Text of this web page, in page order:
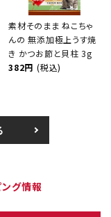
素材そのまま ねこちゃ
んの 無添加極上うす焼
き かつお節と貝柱 3g
382円 (税込)
ング情報